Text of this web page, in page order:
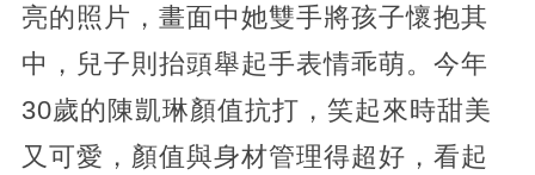
亮的照片，畫面中她雙手將孩子懷抱其
中，兒子則抬頭舉起手表情乖萌。今年
30歲的陳凱琳顏值抗打，笑起來時甜美
又可愛，顏值與身材管理得超好，看起